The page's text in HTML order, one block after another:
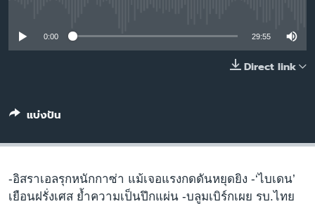
0:00 29:55
Direct link
แบ่งปัน
-อิสราเอลรุกหนักกาซ่า แม้เจอแรงกดดันหยุดยิง -‘ไบเดน’
เยือนฝรั่งเศส ย้ำความเป็นปึกแผ่น -บลูมเบิร์กเผย รบ.ไทย